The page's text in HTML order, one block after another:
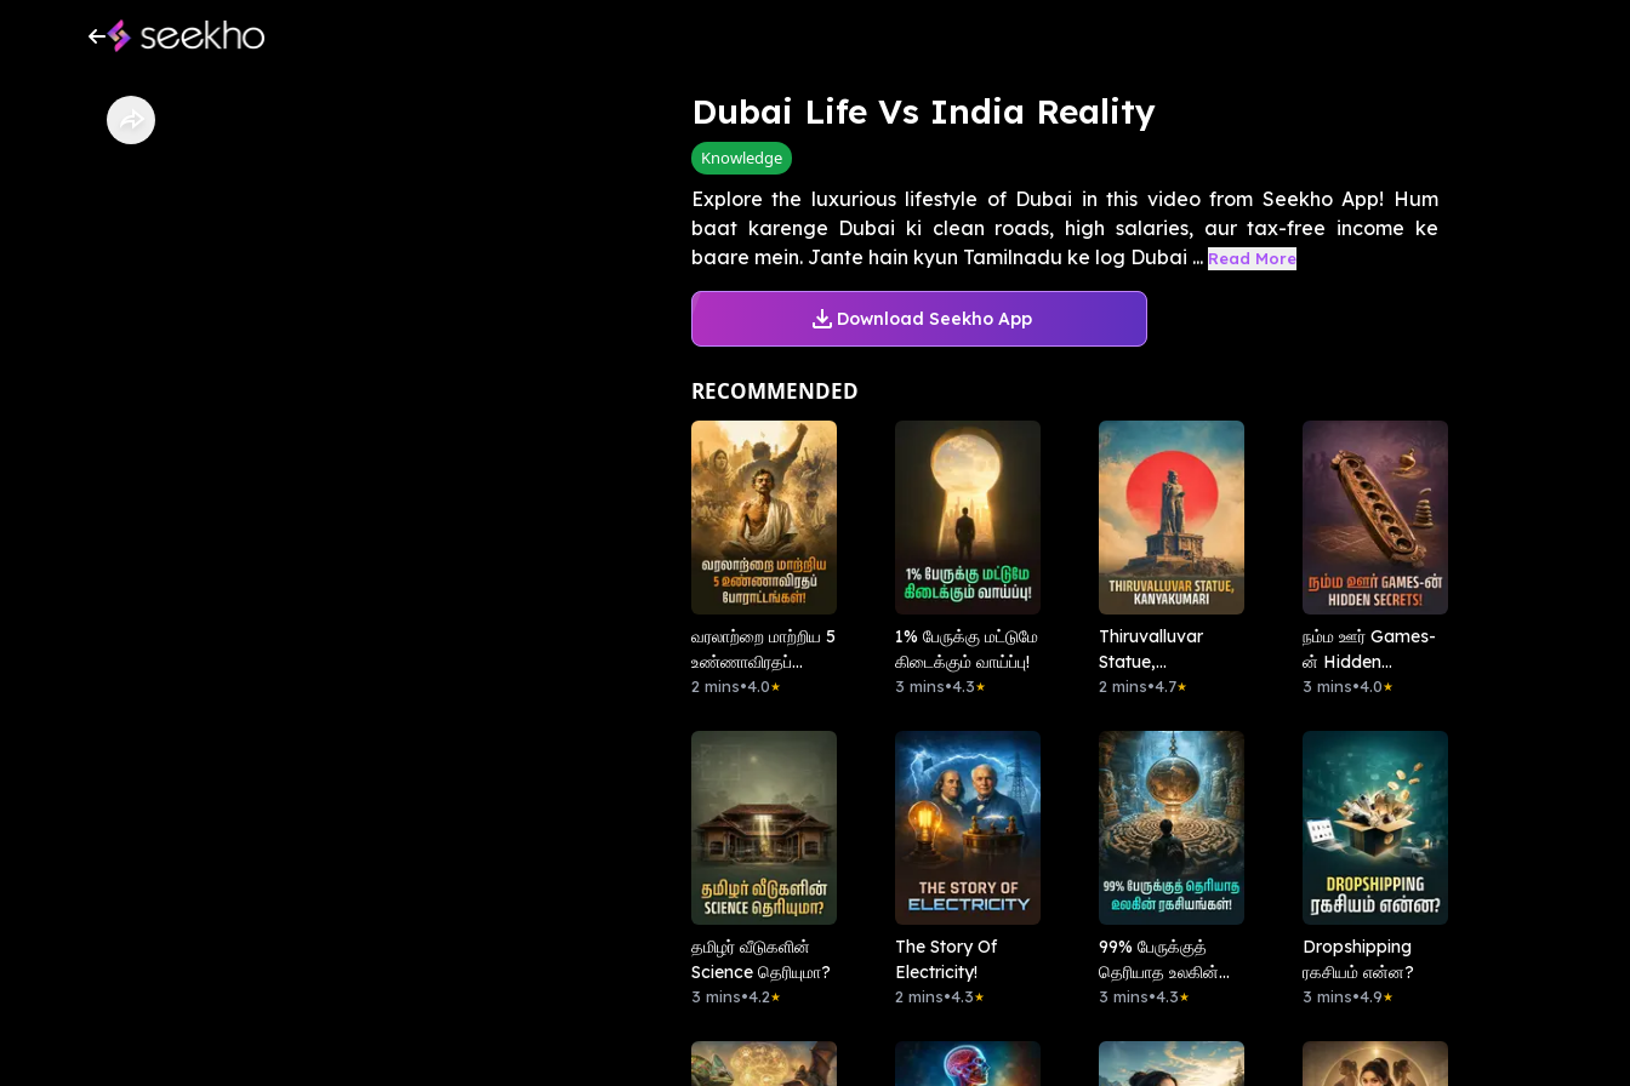
Dubai Life Vs India Reality
Knowledge
Explore the luxurious lifestyle of Dubai in this video from Seekho App! Hum
baat karenge Dubai ki clean roads, high salaries, aur tax-free income ke
baare mein. Jante hain kyun Tamilnadu ke log Dubai ... Read More
Download Seekho App
RECOMMENDED
வரலாற்றை மாற்றிய 5
உண்ணாவிரதப்
போராட்டங்கள்!
2 mins•4.0★
1% பேருக்கு மட்டுமே
கிடைக்கும் வாய்ப்பு!
3 mins•4.3★
Thiruvalluvar
Statue,
Kanyakumari
2 mins•4.7★
நம்ம ஊர் Games-
ன் Hidden
Secrets!
3 mins•4.0★
தமிழர் வீடுகளின்
Science தெரியுமா?
3 mins•4.2★
The Story Of
Electricity!
2 mins•4.3★
99% பேருக்குத்
தெரியாத உலகின்
ரகசியங்கள்!
3 mins•4.3★
Dropshipping
ரகசியம் என்ன?
3 mins•4.9★